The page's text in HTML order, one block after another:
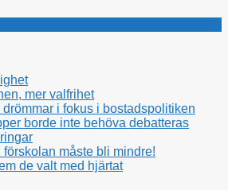
mer valfrihet
i fokus i bostadspolitiken
borde inte behöva debatteras
förskolan måste bli mindre!
de valt med hjärtat